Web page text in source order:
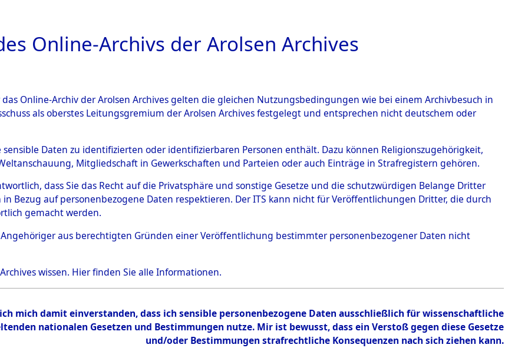
ARCHIVALE ÜBERSICHT BILD
0003 (108594875)
Person UNBEKANNT
→ 0003 (108594875)
Online-Archivs der Arolsen Archives
Online-Archiv der Arolsen Archives gelten die gleichen Nutzungsbedingungen wie bei einem Archivbesuch in
als oberstes Leitungsgremium der Arolsen Archives festgelegt und entsprechen nicht deutschem oder
sensible Daten zu identifizierten oder identifizierbaren Personen enthält. Dazu können Religionszugehörigkeit,
Mitgliedschaft in Gewerkschaften und Parteien oder auch Einträge in Strafregistern gehören.
dass Sie das Recht auf die Privatsphäre und sonstige Gesetze und die schutzwürdigen Belange Dritter
Bezug auf personenbezogene Daten respektieren. Der ITS kann nicht für Veröffentlichungen Dritter, die durch
gemacht werden.
Angehöriger aus berechtigten Gründen einer Veröffentlichung bestimmter personenbezogener Daten nicht
wissen. Hierfinden Sie alle Informationen.
mich damit einverstanden, dass ich sensible personenbezogene Daten ausschließlich für wissenschaftliche
nationalen Gesetzen und Bestimmungen nutze. Mir ist bewusst, dass ein Verstoß gegen diese Gesetze
und/oder Bestimmungen strafrechtliche Konsequenzen nach sich ziehen kann.